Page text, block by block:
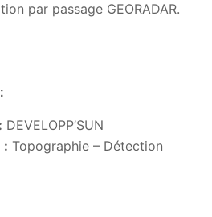
par passage GEORADAR.
: DEVELOPP’SUN
: Topographie – Détection